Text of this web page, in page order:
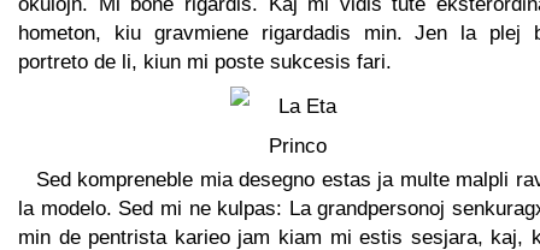
hometon, kiu gravmiene rigardadis min. Jen la plej
portreto de li, kiun mi poste sukcesis fari.
Sed kompreneble mia desegno estas ja multe malpli
la modelo. Sed mi ne kulpas: La grandpersonoj
min de pentrista karieo jam kiam mi estis sesjara, kaj,